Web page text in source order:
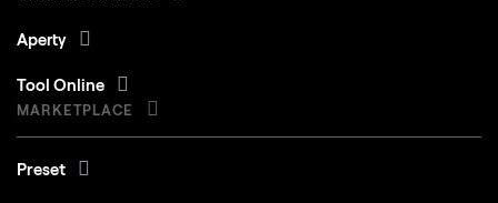
Aperty
Tool Online
MARKETPLACE
Preset